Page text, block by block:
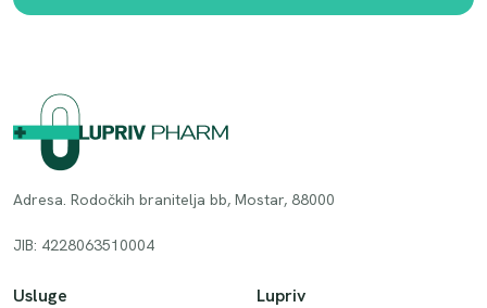
Adresa. Rodočkih branitelja bb, Mostar, 88000
JIB: 4228063510004
Usluge Lupriv